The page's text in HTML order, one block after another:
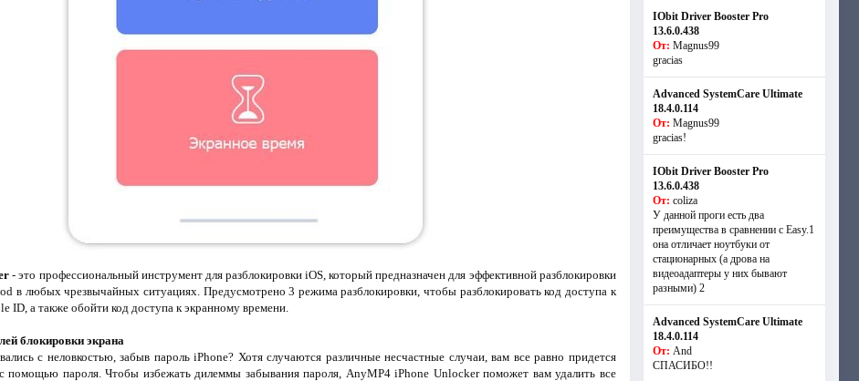
- это профессиональный инструмент для разблокировки iOS, который предназначен для эффективной разблокировки
в любых чрезвычайных ситуациях. Предусмотрено 3 режима разблокировки, чтобы разблокировать код доступа к
ID, а также обойти код доступа к экранному времени.
блокировки экрана
с неловкостью, забыв пароль iPhone? Хотя случаются различные несчастные случаи, вам все равно придется
с помощью пароля. Чтобы избежать дилеммы забывания пароля, AnyMP4 iPhone Unlocker поможет вам удалить все
IObit Driver Booster Pro
13.6.0.438
От: Magnus99
gracias
Advanced SystemCare Ultimate
18.4.0.114
От: Magnus99
gracias!
IObit Driver Booster Pro
13.6.0.438
От: coliza
У данной проги есть два
преимущества в сравнении с Easy.1
она отличает ноутбуки от
стационарных (а дрова на
видеоадаптеры у них бывают
разными) 2
Advanced SystemCare Ultimate
18.4.0.114
От: And
СПАСИБО!!